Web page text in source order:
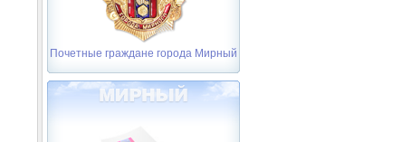
Почетные граждане города Мирный